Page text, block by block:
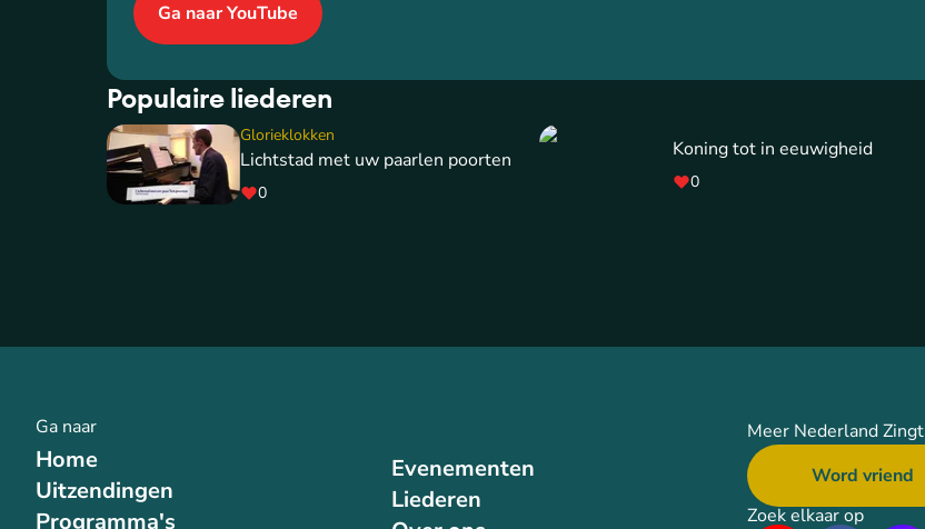
Ga naar YouTube
Populaire liederen
Glorieklokken
Lichtstad met uw paarlen poorten
0
Koning tot in eeuwigheid
0
Ga naar
Home
Uitzendingen
Programma's
Evenementen
Liederen
Meer Nederland Zingt
Word vriend
Zoek elkaar op